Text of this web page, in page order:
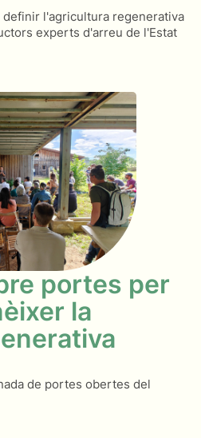
definir l'agricultura regenerativa
experts d'arreu de l'Estat
portes per
la
de portes obertes del